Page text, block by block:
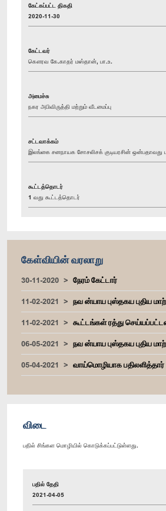
கேட்கப்பட்ட திகதி
2020-11-30
கேட்டவர்
கௌரவ கே.காதர் மஸ்தான், பா.உ.
அமைச்சு
நகர அபிவிருத்தி மற்றும் வீடமைப்பு
சட்டவாக்கம்
இலங்கை சனநாயக சோசலிசக் குடியரசின் ஒன்பதாவது
கூட்டத்தொடர்
1 வது கூட்டத்தொடர்
கேள்வியின் வரலாறு
30-11-2020
நேரம் கேட்டார்
11-02-2021
நவ ன்யாய புஸ்தகய புதிய
11-02-2021
கூட்டங்கள் ரத்து
06-05-2021
நவ ன்யாய புஸ்தகய புதிய
05-04-2021
வாய்மொழியாக பதிலளித்தார்
விடை
பதில் சிங்கள மொழியில் கொடுக்கப்பட்டுள்ளது.
பதில் தேதி
2021-04-05